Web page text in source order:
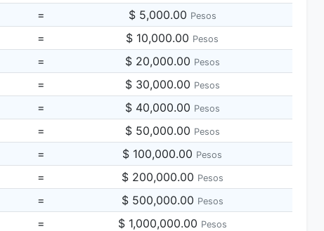
= $ 5,000.00 Pesos
= $ 10,000.00 Pesos
= $ 20,000.00 Pesos
= $ 30,000.00 Pesos
= $ 40,000.00 Pesos
= $ 50,000.00 Pesos
= $ 100,000.00 Pesos
= $ 200,000.00 Pesos
= $ 500,000.00 Pesos
= $ 1,000,000.00 Pesos